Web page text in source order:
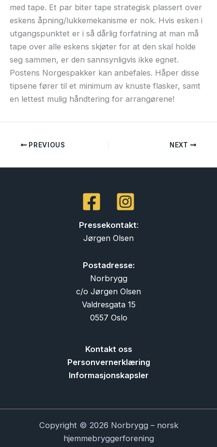
med tape. Et par biter tape strategisk plassert over
eskens åpning/lukkemekanisme er nok. Hvis esken i
utgangspunktet er i så dårlig forfatning at man må
tape over alle eskens skjøter for at den skal holde
seg sammen, er den sannsynligvis ikke egnet.
Postens Norgespakker kan anbefales. Håper disse
tipsene fører til et minimum av knuste flasker, samt
en lettest mulig håndtering for arrangørene!
PREVIOUS NEXT
Pressekontakt:
Jørgen Olsen
Postadresse:
Norbrygg
c/o Jørgen Olsen
Valdresgata 15
0557 Oslo
Kontakt oss
Personvernerklæring
Informasjonskapsler
Copyright © 2026 Norbrygg – norsk
hjemmebryggerforening